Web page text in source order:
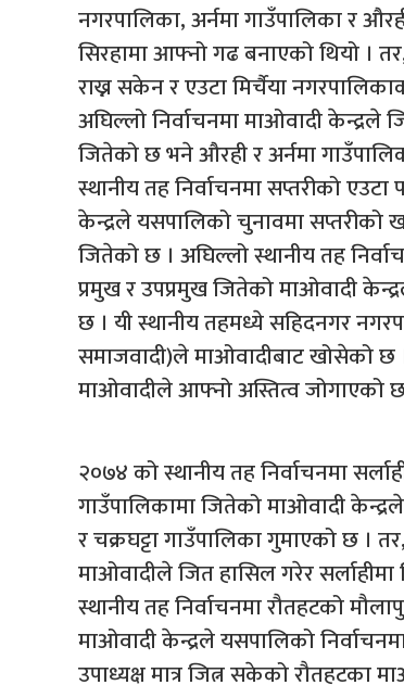
नगरपालिका, अर्नमा गाउँपालिका र
सिरहामा आफ्नो गढ बनाएको थियो ।
राख्न सकेन र एउटा मिर्चैया
अघिल्लो निर्वाचनमा माओवादी
जितेको छ भने औरही र अर्नमा
स्थानीय तह निर्वाचनमा सप्तरीको
केन्द्रले यसपालिको चुनावमा सप्तरीको
जितेको छ । अघिल्लो स्थानीय तह
प्रमुख र उपप्रमुख जितेको माओवादी
छ । यी स्थानीय तहमध्ये सहिदनगर
समाजवादी)ले माओवादीबाट खोसेको छ
माओवादीले आफ्नो अस्तित्व जोगाएको
२०७४ को स्थानीय तह निर्वाचनमा
गाउँपालिकामा जितेको माओवादी
र चक्रघट्टा गाउँपालिका गुमाएको छ ।
माओवादीले जित हासिल गरेर
स्थानीय तह निर्वाचनमा रौतहटको
माओवादी केन्द्रले यसपालिको
उपाध्यक्ष मात्र जित्न सकेको रौतहटका